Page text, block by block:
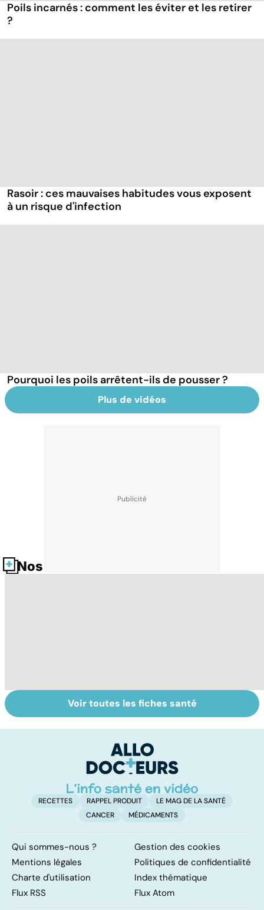
Poils incarnés : comment les éviter et les retirer
?
Rasoir : ces mauvaises habitudes vous exposent
à un risque d'infection
Pourquoi les poils arrêtent-ils de pousser ?
Plus de vidéos
Nos fiches santé
pilonidal, un
Hirsutisme, une
pilosité taboue
Voir toutes les fiches santé
RECETTES RAPPEL PRODUIT
LE MAG DE LA SANTÉ
CANCER
MÉDICAMENTS
Qui sommes-nous ?
Gestion des cookies
Mentions légales
Politiques de confidentialité
Charte d'utilisation
Index thématique
Flux RSS
Flux Atom